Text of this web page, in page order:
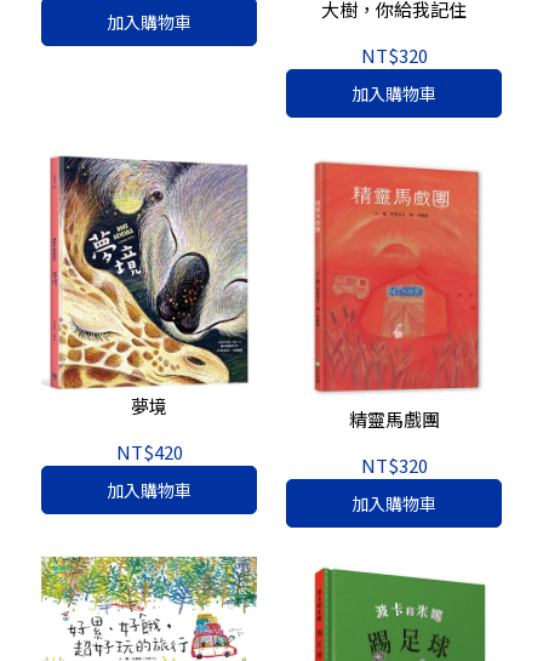
加入購物車
大樹，你給我記住
NT$320
加入購物車
夢境
NT$420
加入購物車
精靈馬戲團
NT$320
加入購物車